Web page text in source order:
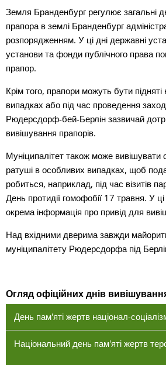
Земля Бранденбург регулює загальні
прапора в землі Бранденбург
розпорядженням. У ці дні державні
установи та фонди публічного права
прапор.
Крім того, прапори можуть бути
випадках або під час проведення
Рюдерсдорф-бей-Берлін зазвичай
вивішування прапорів.
Муніципалітет також може вивішувати
ратуші в особливих випадках, щоб
робиться, наприклад, під час візитів
День протидії гомофобії 17 травня. У
окрема інформація про привід для
Над вхідними дверима завжди
муніципалітету Рюдерсдорфа під
Огляд офіційних днів
День пам'яті жертв націонал-
Національний день пам'яті жертв